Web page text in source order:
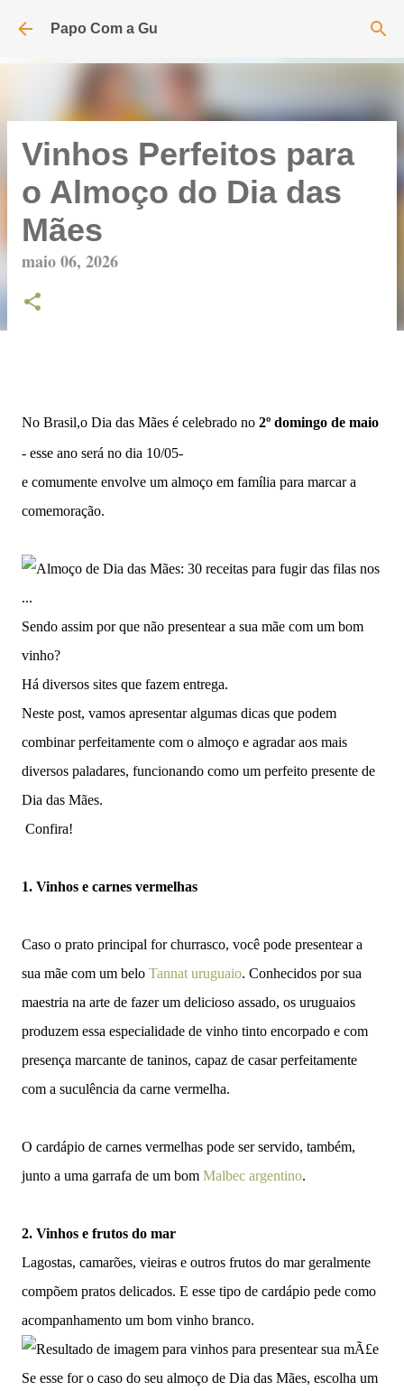
Pular para o conteúdo principal
Papo Com a Gu
Vinhos Perfeitos para
o Almoço do Dia das
Mães
maio 06, 2026
No Brasil,o Dia das Mães é celebrado no 2º domingo de maio
- esse ano será no dia 10/05-
e comumente envolve um almoço em família para marcar a
comemoração.
Sendo assim por que não presentear a sua mãe com um bom
vinho?
Há diversos sites que fazem entrega.
Neste post, vamos apresentar algumas dicas que podem
combinar perfeitamente com o almoço e agradar aos mais
diversos paladares, funcionando como um perfeito presente de
Dia das Mães.
Confira!
1. Vinhos e carnes vermelhas
Caso o prato principal for churrasco, você pode presentear a
sua mãe com um belo Tannat uruguaio. Conhecidos por sua
maestria na arte de fazer um delicioso assado, os uruguaios
produzem essa especialidade de vinho tinto encorpado e com
presença marcante de taninos, capaz de casar perfeitamente
com a suculência da carne vermelha.
O cardápio de carnes vermelhas pode ser servido, também,
junto a uma garrafa de um bom Malbec argentino.
2. Vinhos e frutos do mar
Lagostas, camarões, vieiras e outros frutos do mar geralmente
compõem pratos delicados. E esse tipo de cardápio pede como
acompanhamento um bom vinho branco.
Se esse for o caso do seu almoço de Dia das Mães, escolha um